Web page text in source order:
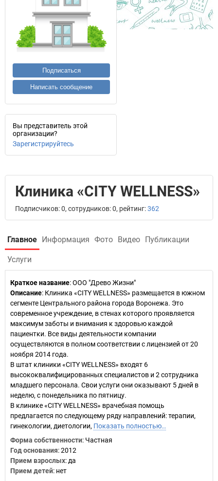
Подписаться
Написать сообщение
Вы представитель этой
организации?
Зарегистрируйтесь
Клиника «CITY WELLNESS»
Подписчиков: 0, сотрудников: 0, рейтинг:362
Главное Информация Фото Видео Публикации
Услуги
Краткое название:ООО "Древо Жизни"
Описание: Клиника «CITY WELLNESS» размещается в южном
сегменте Центрального района города Воронежа. Это
современное учреждение, в стенах которого проявляется
максимум заботы и внимания к здоровью каждой
пациентки. Все виды деятельности компании
осуществляются в полном соответствии с лицензией от 20
ноября 2014 года.
В штат клиники «CITY WELLNESS» входят 6
высококвалифицированных специалистов и 2 сотрудника
младшего персонала. Свои услуги они оказывают 5 дней в
неделю, с понедельника по пятницу.
В клинике «CITY WELLNESS» врачебная помощь
предлагается по следующему ряду направлений: терапии,
гинекологии, диетологии, Показать полностью…
Форма собственности: Частная
Год основания:2012
Прием взрослых: да
Прием детей: нет